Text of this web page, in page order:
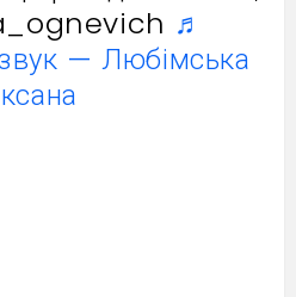
♬
— Любімська